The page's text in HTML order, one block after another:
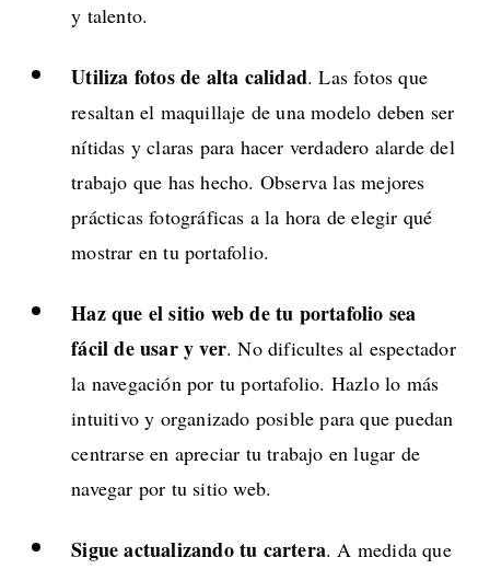
y talento.
Utiliza fotos de alta calidad. Las fotos que
resaltan el maquillaje de una modelo deben ser
nítidas y claras para hacer verdadero alarde del
trabajo que has hecho. Observa las mejores
prácticas fotográficas a la hora de elegir qué
mostrar en tu portafolio.
Haz que el sitio web de tu portafolio sea
fácil de usar y ver. No dificultes al espectador
la navegación por tu portafolio. Hazlo lo más
intuitivo y organizado posible para que puedan
centrarse en apreciar tu trabajo en lugar de
navegar por tu sitio web.
Sigue actualizando tu cartera. A medida que